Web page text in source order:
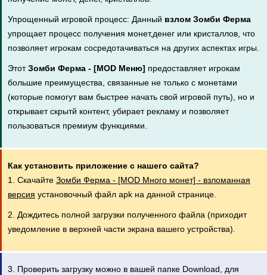
Упрощенный игровой процесс: Данный взлом Зомби Ферма
упрощает процесс получения монет,денег или кристаллов, что
позволяет игрокам сосредотачиваться на других аспектах игры.
ЭтотЗомби Ферма - [MOD Меню] предоставляет игрокам
большие преимущества, связанные не только с монетами
(которые помогут вам быстрее начать свой игровой путь), но и
открывает скрытй контент, убирает рекламу и позволяет
пользоваться премиум функциями.
Как установить приложение с нашего сайта?
1. Скачайте Зомби Ферма - [MOD Много монет] - взломанная
версия установочный файл apk на данной странице.
2. Дождитесь полной загрузки полученного файла (приходит
уведомление в верхней части экрана вашего устройства).
3. Проверить загрузку можно в вашей папке Download, для